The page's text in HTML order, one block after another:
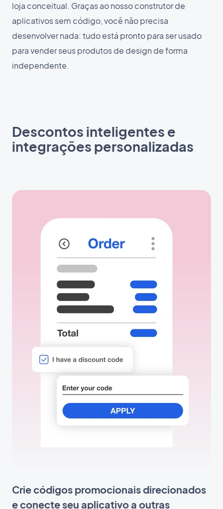
loja conceitual. Graças ao nosso construtor de
aplicativos sem código, você não precisa
desenvolver nada: tudo está pronto para ser usado
para vender seus produtos de design de forma
independente.
Descontos inteligentes e
integrações personalizadas
Crie códigos promocionais direcionados
e conecte seu aplicativo a outras